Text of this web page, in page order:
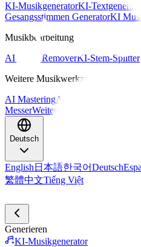
KI-MusikgeneratorKI-Textgenerator
Gesangsstimmen GeneratorKI
Musikbearbeitung
AI Vocal RemoverKI-Stem-Splitter
Weitere Musikwerkzeuge
AI MasteringAI MIDI Editor AI
MesserWeitere Tools
Deutsch
English 日本語한국어Deutsch
繁體中文Tiếng Việt
Generieren
KI-Musikgenerator